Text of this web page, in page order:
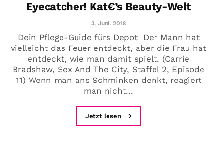
Eyecatcher! Kat€’s Beauty-Welt
3. Juni. 2018
Dein Pflege-Guide fürs Depot Der Mann hat
vielleicht das Feuer entdeckt, aber die Frau hat
entdeckt, wie man damit spielt. (Carrie
Bradshaw, Sex And The City, Staffel 2, Episode
11) Wenn man ans Schminken denkt, reagiert
man nicht...
Jetzt lesen